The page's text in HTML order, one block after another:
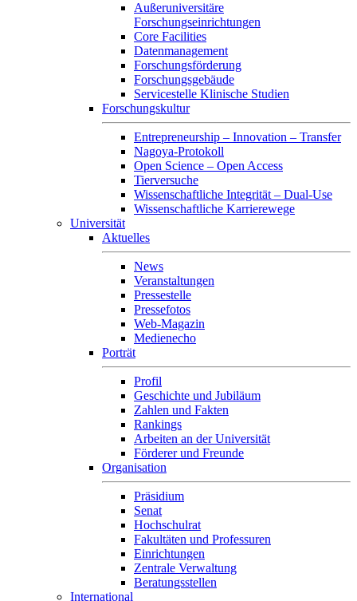
Außeruniversitäre
Forschungseinrichtungen
Core Facilities
Datenmanagement
Forschungsförderung
Forschungsgebäude
Servicestelle Klinische Studien
Forschungskultur
Entrepreneurship – Innovation – Transfer
Nagoya-Protokoll
Open Science – Open Access
Tierversuche
Wissenschaftliche Integrität – Dual-Use
Wissenschaftliche Karrierewege
Universität
Aktuelles
News
Veranstaltungen
Pressestelle
Pressefotos
Web-Magazin
Medienecho
Porträt
Profil
Geschichte und Jubiläum
Zahlen und Fakten
Rankings
Arbeiten an der Universität
Förderer und Freunde
Organisation
Präsidium
Senat
Hochschulrat
Fakultäten und Professuren
Einrichtungen
Zentrale Verwaltung
Beratungsstellen
International